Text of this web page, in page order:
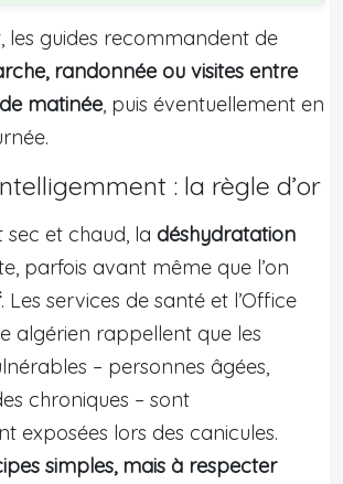
les guides recommandent de
randonnée ou visites entre
matinée, puis éventuellement en
: la règle d’or
et chaud, la déshydratation
parfois avant même que l’on
. Les services de santé et l’Office
algérien rappellent que les
– personnes âgées,
chroniques – sont
exposées lors des canicules.
simples, mais à respecter